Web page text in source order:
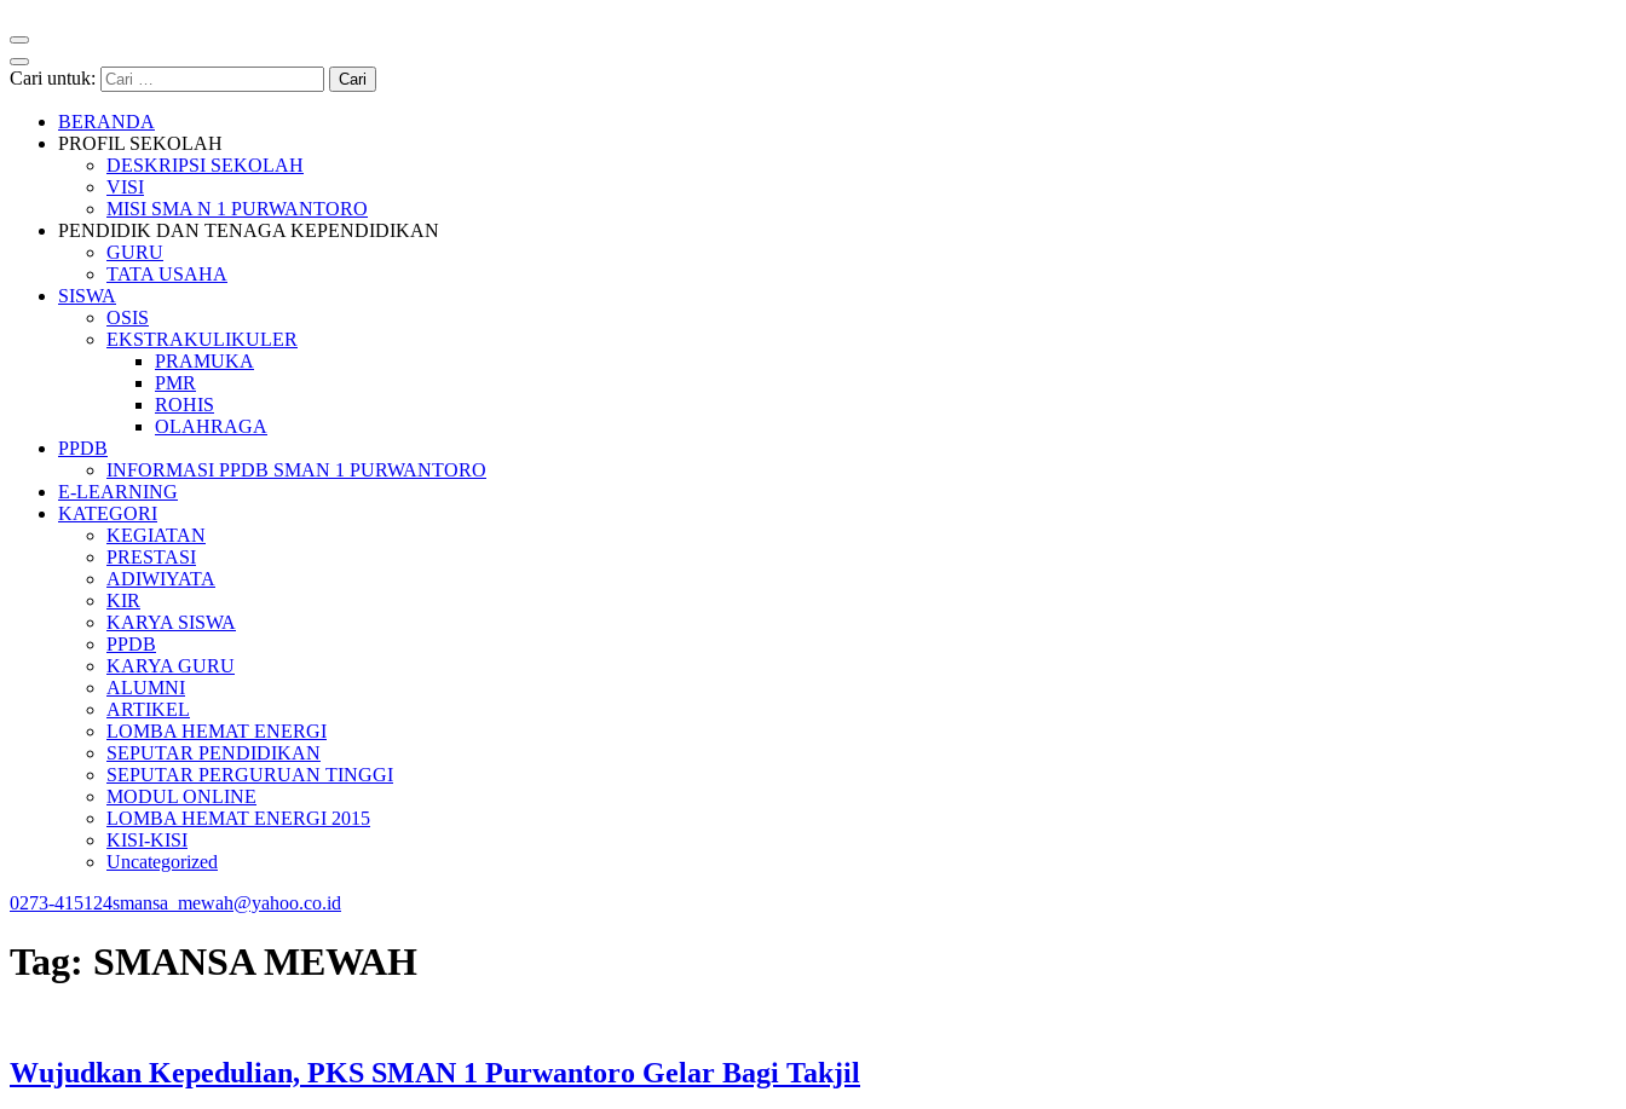
Cari untuk:
BERANDA
PROFIL SEKOLAH
DESKRIPSI SEKOLAH
VISI
MISI SMA N 1 PURWANTORO
PENDIDIK DAN TENAGA KEPENDIDIKAN
GURU
TATA USAHA
SISWA
OSIS
EKSTRAKULIKULER
PRAMUKA
PMR
ROHIS
OLAHRAGA
PPDB
INFORMASI PPDB SMAN 1 PURWANTORO
E-LEARNING
KATEGORI
KEGIATAN
PRESTASI
ADIWIYATA
KIR
KARYA SISWA
PPDB
KARYA GURU
ALUMNI
ARTIKEL
LOMBA HEMAT ENERGI
SEPUTAR PENDIDIKAN
SEPUTAR PERGURUAN TINGGI
MODUL ONLINE
LOMBA HEMAT ENERGI 2015
KISI-KISI
Uncategorized
0273-415124smansa_mewah@yahoo.co.id
Tag: SMANSA MEWAH
Wujudkan Kepedulian, PKS SMAN 1 Purwantoro Gelar Bagi Takjil